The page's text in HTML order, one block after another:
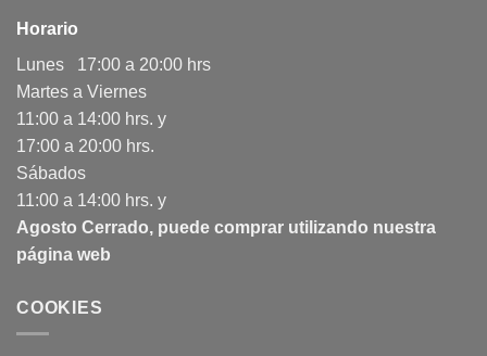
Horario
Lunes 17:00 a 20:00 hrs
Martes a Viernes
11:00 a 14:00 hrs. y
17:00 a 20:00 hrs.
Sábados
11:00 a 14:00 hrs. y
Agosto Cerrado, puede comprar utilizando nuestra
página web
COOKIES